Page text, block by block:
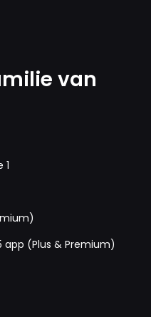
van
1
app (Plus & Premium)